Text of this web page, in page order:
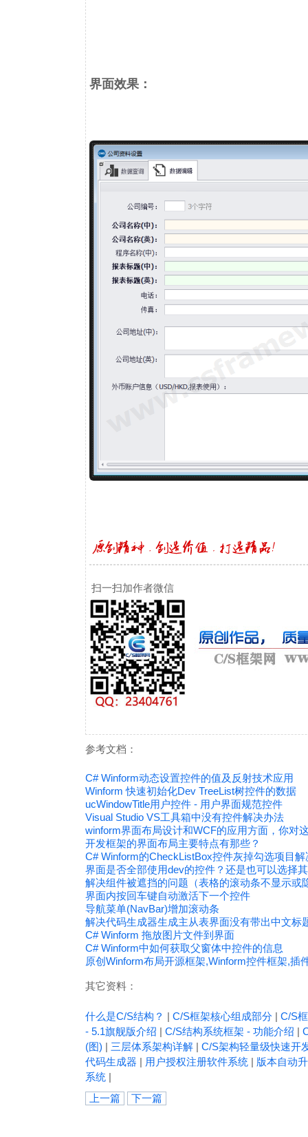
界面效果：
扫一扫加作者微信
参考文档：
C# Winform动态设置控件的值及反射技术应用
Winform 快速初始化Dev TreeList树控件的数据
ucWindowTitle用户控件 - 用户界面规范控件
Visual Studio VS工具箱中没有控件解决办法
winform界面布局设计和WCF的应用方面，你对
开发框架的界面布局主要特点有那些？
C# Winform的CheckListBox控件灰掉勾选项目解
界面是否全部使用dev的控件？还是也可以选择
解决组件被遮挡的问题（表格的滚动条不显示或
界面内按回车键自动激活下一个控件
导航菜单(NavBar)增加滚动条
解决代码生成器生成主从表界面没有带出中文标
C# Winform 拖放图片文件到界面
C# Winform中如何获取父窗体中控件的信息
原创Winform布局开源框架,Winform控件框架,插
其它资料：
什么是C/S结构？ | C/S框架核心组成部分 | C/S
- 5.1旗舰版介绍 | C/S结构系统框架 - 功能介绍 |
(图) | 三层体系架构详解 | C/S架构轻量级快速开
代码生成器 | 用户授权注册软件系统 | 版本自动
系统 |
上一篇
下一篇